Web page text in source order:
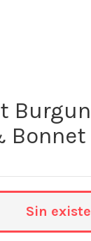
Bonnet
Sin